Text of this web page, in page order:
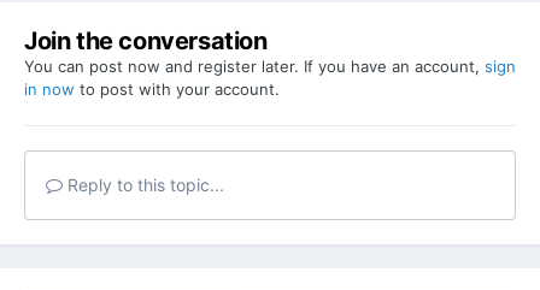
Join the conversation
You can post now and register later. If you have an account, sign
in now to post with your account.
Reply to this topic...